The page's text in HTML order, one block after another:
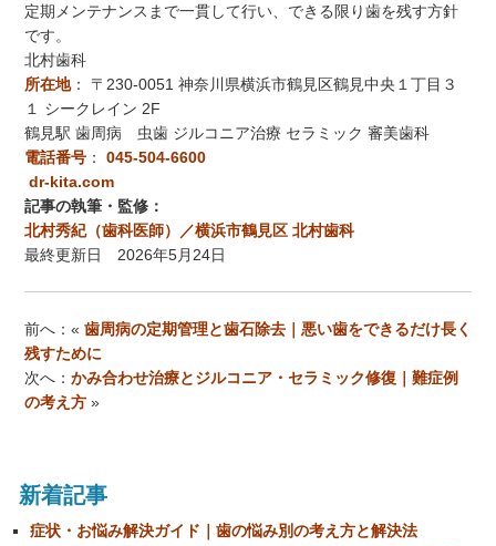
定期メンテナンスまで一貫して行い、できる限り歯を残す方針
です。
北村歯科
所在地：
〒230-0051 神奈川県横浜市鶴見区鶴見中央１丁目３
１ シークレイン 2F
鶴見駅 歯周病 虫歯 ジルコニア治療 セラミック 審美歯科
電話番号 ：
045-504-6600
dr-kita.com
記事の執筆・監修：
北村秀紀（歯科医師）／横浜市鶴見区 北村歯科
最終更新日 2026年5月24日
前へ：« 歯周病の定期管理と歯石除去｜悪い歯をできるだけ長く
残すために
次へ： かみ合わせ治療とジルコニア・セラミック修復｜難症例
の考え方 »
新着記事
症状・お悩み解決ガイド｜歯の悩み別の考え方と解決法